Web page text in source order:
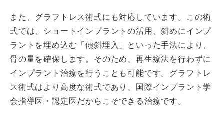
また、グラフトレス術式にも対応しています。この術
式では、ショートインプラントの活用、斜めにインプ
ラントを埋め込む「傾斜埋入」といった手法により、
骨の量を確保します。そのため、再生療法を行わずに
インプラント治療を行うことも可能です。グラフトレ
ス術式はより高度な術式であり、国際インプラント学
会指導医・認定医だからこそできる治療です。